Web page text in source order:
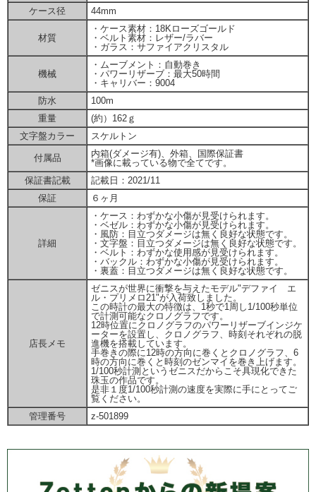
ケース径
44mm
材質
・ケース素材：18Kローズゴールド
・ベルト素材：レザー/ラバー
・ガラス：サファイアクリスタル
機械
・ムーブメント：自動巻き
・パワーリザーブ：最大50時間
・キャリバー：9004
防水
100m
重量
(約）162ｇ
文字盤カラー
スケルトン
付属品
内箱(ダメージ有)、外箱、国際保証書
*画像に載っている物で全てです。
保証書記載
記載日：2021/11
保証
６ヶ月
詳細
・ケース：わずかな小傷が見受けられます。
・ベゼル：わずかな小傷が見受けられます。
・風防：目立つダメージは無く良好な状態です。
・文字盤：目立つダメージは無く良好な状態です。
・ベルト：わずかな使用感が見受けられます。
・バックル：わずかな小傷が見受けられます。
・裏蓋：目立つダメージは無く良好な状態です。
店長メモ
ゼニスが世界に衝撃を与えたモデル"デファイ エ
ル・プリメロ21"が入荷致しました。
この時計の最大の特徴は、1秒で1周し1/100秒単位
で計測可能なクロノグラフです。
12時位置にクロノグラフのパワーリザーブインジケ
ーターを設置し、クロノグラフ、時刻それぞれの脱
進機を搭載しています。
手巻きの際に12時の方向に巻くとクロノグラフ、6
時の方向に巻くと時刻のゼンマイを巻き上げます。
1/100秒計測というゼニスだからこそ具現化できた
珠玉の作品です。
是非１度1/100秒計測の速度を実際に手にとってご
覧ください。
管理番号
z-501899